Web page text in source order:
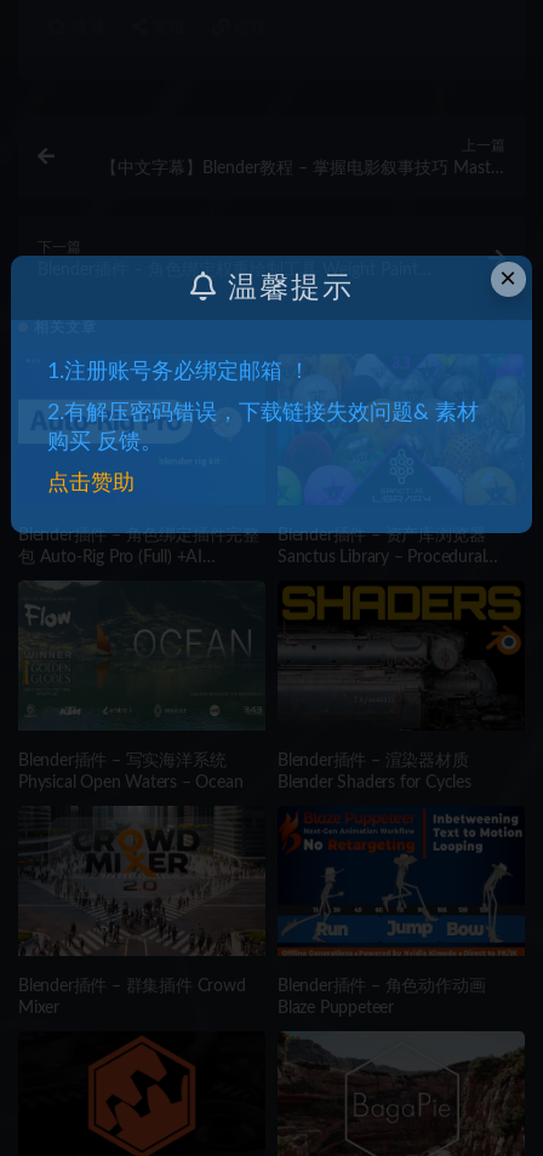
上一篇
【中文字幕】Blender教程 – 掌握电影叙事技巧 Master
下一篇
Blender插件 – 角色绑定权重绘制工具 Weight Paint
Blender插件 – 角色绑定插件完整
包 Auto-Rig Pro (Full) +AI
(Win/Mac/Lnx)
Blender插件 – 资产库浏览器
Sanctus Library – Procedural
Blender插件 – 写实海洋系统
Physical Open Waters – Ocean
Blender插件 – 渲染器材质
Blender Shaders for Cycles
Blender插件 – 群集插件 Crowd
Mixer
Blender插件 – 角色动作动画
Blaze Puppeteer
×
温馨提示
1.注册账号务必绑定邮箱 ！
2.有解压密码错误，下载链接失效问题& 素材
购买 反馈。
点击赞助